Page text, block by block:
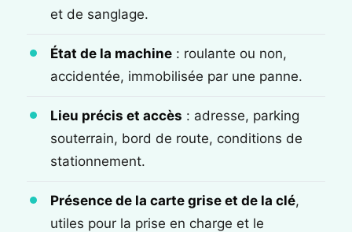
et de sanglage.
État de la machine : roulante ou non,
accidentée, immobilisée par une panne.
Lieu précis et accès : adresse, parking
souterrain, bord de route, conditions de
stationnement.
Présence de la carte grise et de la clé,
utiles pour la prise en charge et le